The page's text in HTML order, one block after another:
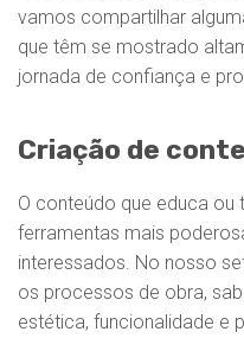
vamos compartilhar
que têm se mostrado
jornada de confiança e
Criação de
O conteúdo que educa ou
ferramentas mais
interessados. No nosso
os processos de obra,
estética, funcionalidade e